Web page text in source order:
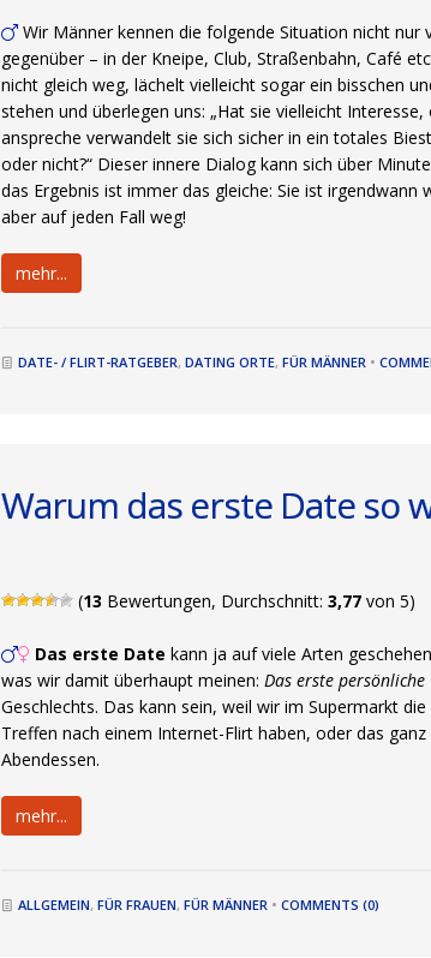
Wir Männer kennen die folgende Situation nicht
gegenüber – in der Kneipe, Club, Straßenbahn, Café
nicht gleich weg, lächelt vielleicht sogar ein bisschen
stehen und überlegen uns: „Hat sie vielleicht
anspreche verwandelt sie sich sicher in ein totales
oder nicht?“ Dieser innere Dialog kann sich über
das Ergebnis ist immer das gleiche: Sie ist
aber auf jeden Fall weg!
mehr...
DATE- / FLIRT-RATGEBER,DATING ORTE,FÜR MÄNNER •
Warum das erste Date so
(13 Bewertungen, Durchschnitt:3,77 von 5)
Das erste Date kann ja auf viele Arten
was wir damit überhaupt meinen:Das erste persönliche
Geschlechts. Das kann sein, weil wir im Supermarkt
Treffen nach einem Internet-Flirt haben, oder das
Abendessen.
mehr...
ALLGEMEIN,FÜR FRAUEN,FÜR MÄNNER •COMMENTS (0)